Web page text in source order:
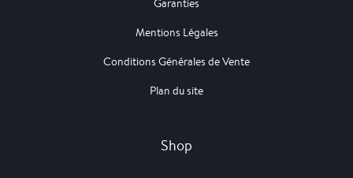
Garanties
Mentions Légales
Conditions Générales de Vente
Plan du site
Shop